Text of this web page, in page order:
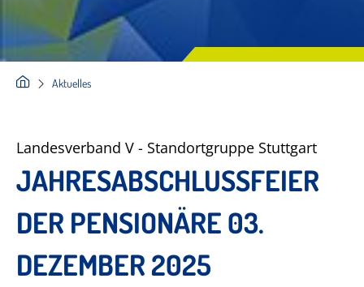
Aktuelles
Landesverband V - Standortgruppe Stuttgart
JAHRESABSCHLUSSFEIER
DER PENSIONÄRE 03.
DEZEMBER 2025